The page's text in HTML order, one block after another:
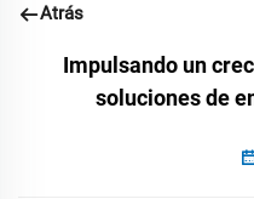
Atrás
Impulsando un
soluciones de